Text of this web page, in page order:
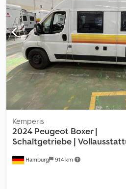
mašinos/transporto priemonės
Įranga:ABS, automobilio registracija,
centrinis užraktas, dušas,
(ESP), kėlimo lova, naudoto
kondicionavimas, oro pagalvė, pilna
istorija, priešrūkiniai žibintai, vairo
išdėstymo schema, viengulės lovos,
priemonėje, visų sezonų padangos,
Hamburg 914 km
Kemperis
2024 Peugeot Boxer |
Schaltgetriebe |